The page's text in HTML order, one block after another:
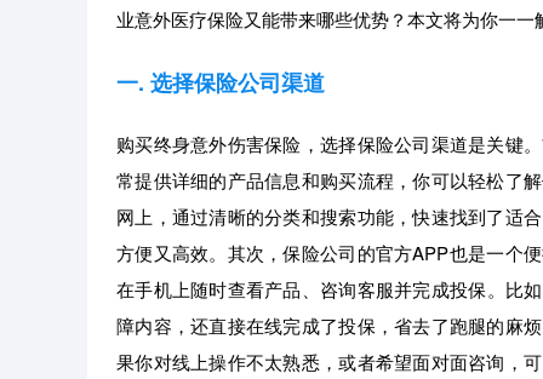
业意外医疗保险又能带来哪些优势？本文将为你一
一. 选择保险公司渠道
购买终身意外伤害保险，选择保险公司渠道是关键
常提供详细的产品信息和购买流程，你可以轻松了
网上，通过清晰的分类和搜索功能，快速找到了适
方便又高效。其次，保险公司的官方APP也是一个
在手机上随时查看产品、咨询客服并完成投保。比
障内容，还直接在线完成了投保，省去了跑腿的麻
果你对线上操作不太熟悉，或者希望面对面咨询，